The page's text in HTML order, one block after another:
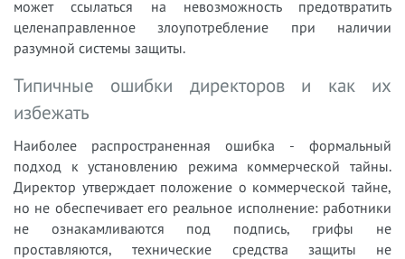
может ссылаться на невозможность предотвратить
целенаправленное злоупотребление при наличии
разумной системы защиты.
Типичные ошибки директоров и как их
избежать
Наиболее распространенная ошибка - формальный
подход к установлению режима коммерческой тайны.
Директор утверждает положение о коммерческой тайне,
но не обеспечивает его реальное исполнение: работники
не ознакамливаются под подпись, грифы не
проставляются, технические средства защиты не